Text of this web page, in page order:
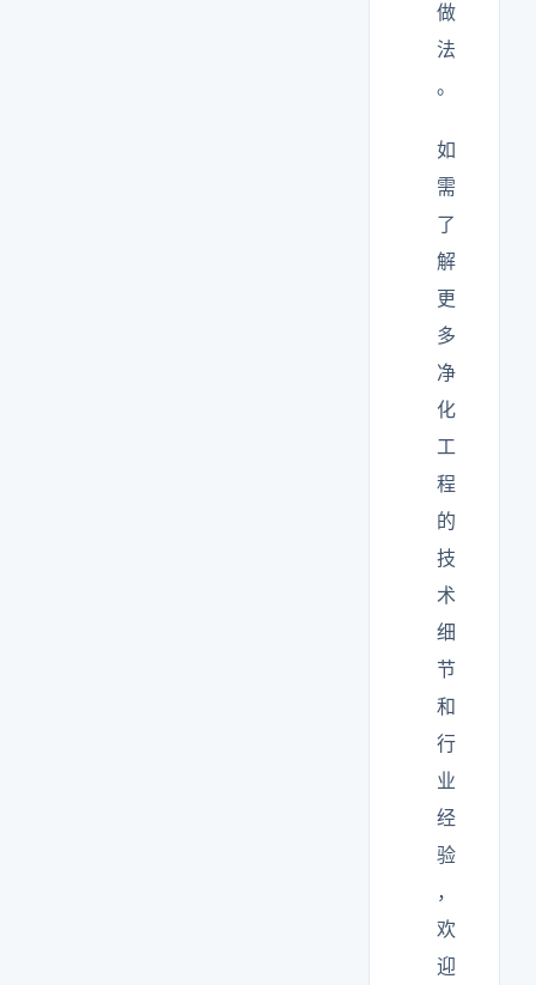
做
法
。
如
需
了
解
更
多
净
化
工
程
的
技
术
细
节
和
行
业
经
验
，
欢
迎